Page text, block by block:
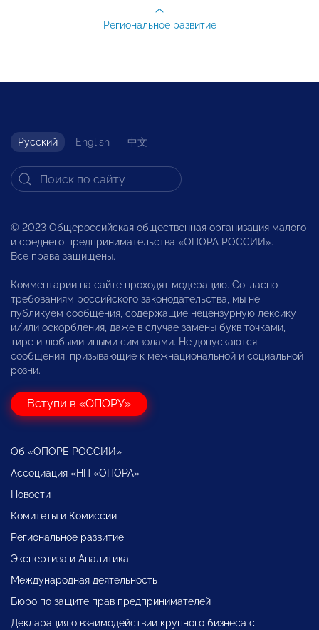
Региональное развитие
Русский English 中文
© 2023 Общероссийская общественная организация малого
и среднего предпринимательства «ОПОРА РОССИИ».
Все права защищены.
Комментарии на сайте проходят модерацию. Согласно
требованиям российского законодательства, мы не
публикуем сообщения, содержащие нецензурную лексику
и/или оскорбления, даже в случае замены букв точками,
тире и любыми иными символами. Не допускаются
сообщения, призывающие к межнациональной и социальной
розни.
Вступи в «ОПОРУ»
Об «ОПОРЕ РОССИИ»
Ассоциация «НП «ОПОРА»
Новости
Комитеты и Комиссии
Региональное развитие
Экспертиза и Аналитика
Международная деятельность
Бюро по защите прав предпринимателей
Декларация о взаимодействии крупного бизнеса с